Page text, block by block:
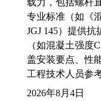
专业标准（如《
JGJ 145）提供
（如混凝土强度
盖安装要点、性
工程技术人员参考
2026年8月4日